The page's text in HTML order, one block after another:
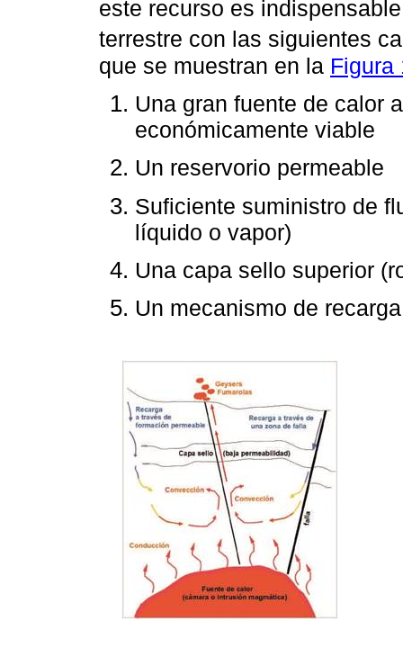
este recurso es
terrestre con las siguientes
que se muestran en la Figura
Una gran fuente de calor
económicamente viable
Un reservorio permeable
Suficiente suministro de
líquido o vapor)
Una capa sello superior
Un mecanismo de